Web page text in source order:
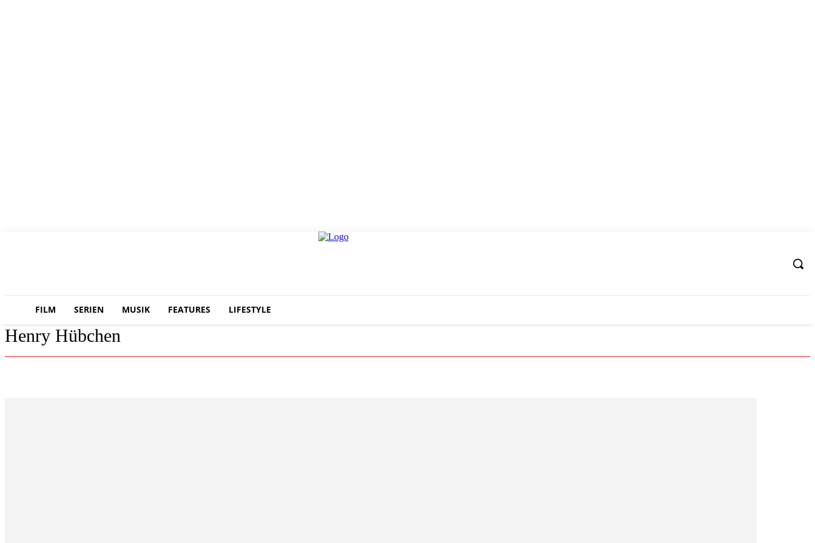
FILM SERIEN MUSIK FEATURES LIFESTYLE
Henry Hübchen